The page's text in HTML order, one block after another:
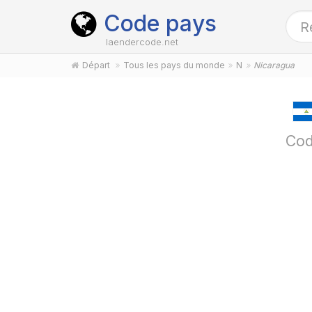
Code pays
laendercode.net
Départ Tous les pays du monde N Nicaragua